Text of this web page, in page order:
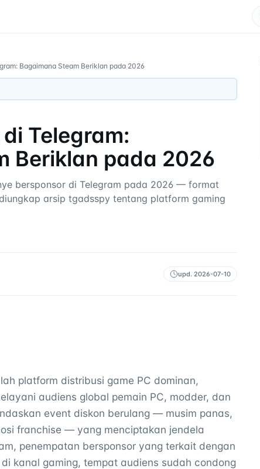
Bagaimana Steam Beriklan pada 2026
Telegram:
Beriklan pada 2026
bersponsor di Telegram pada 2026 — format
arsip tgadsspy tentang platform gaming
upd. 2026-07-10
platform distribusi game PC dominan,
audiens global pemain PC, modder, dan
event diskon berulang — musim panas,
franchise — yang menciptakan jendela
penempatan bersponsor yang terkait dengan
kanal gaming, tempat audiens sudah condong